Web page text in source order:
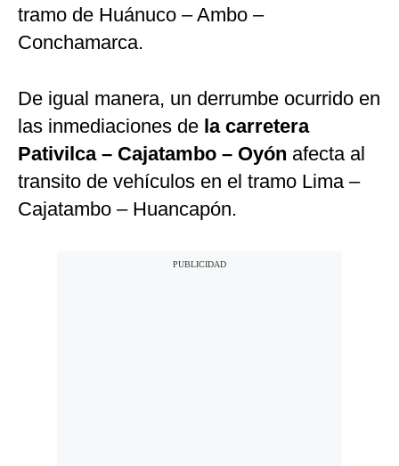
tramo de Huánuco – Ambo –
Conchamarca.
De igual manera, un derrumbe ocurrido en
las inmediaciones de la carretera
Pativilca – Cajatambo – Oyón afecta al
transito de vehículos en el tramo Lima –
Cajatambo – Huancapón.